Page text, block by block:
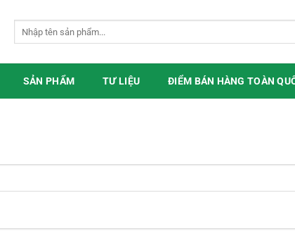
SẢN PHẨM TƯ LIỆU ĐIỂM BÁN HÀNG TOÀN